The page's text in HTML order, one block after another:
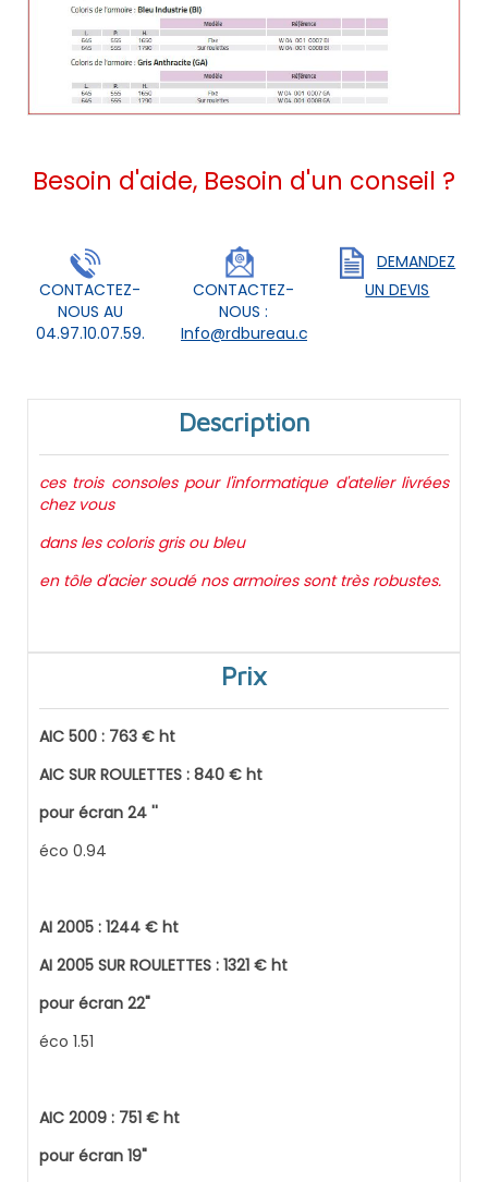
Besoin d'aide, Besoin d'un conseil ?
CONTACTEZ-
NOUS AU
04.97.10.07.59.
CONTACTEZ-
NOUS :
Info@rdbureau.com
DEMANDEZ
UN DEVIS
Description
ces trois consoles pour l'informatique d'atelier livrées
chez vous
dans les coloris gris ou bleu
en tôle d'acier soudé nos armoires sont très robustes.
Prix
AIC 500 : 763 € ht
AIC SUR ROULETTES : 840 € ht
pour écran 24 ''
éco 0.94
AI 2005 : 1244 € ht
AI 2005 SUR ROULETTES : 1321 € ht
pour écran 22"
éco 1.51
AIC 2009 : 751 € ht
pour écran 19"